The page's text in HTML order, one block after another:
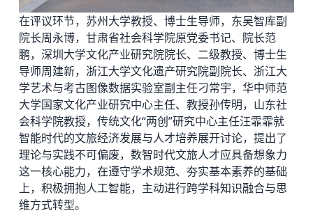
在评议环节，苏州大学教授、博士生导师，东吴智库副
院长周永博，甘肃省社会科学院原党委书记、院长范
鹏，深圳大学文化产业研究院院长、二级教授、博士生
导师周建新，浙江大学文化遗产研究院副院长、浙江大
学艺术与考古图像数据实验室副主任刁常宇，华中师范
大学国家文化产业研究中心主任、教授孙传明，山东社
会科学院教授，传统文化“两创”研究中心主任汪霏霏就
智能时代的文旅经济发展与人才培养展开讨论，提出了
理论与实践不可偏废，数智时代文旅人才应具备想象力
这一核心能力，在遵守学术规范、夯实基本素养的基础
上，积极拥抱人工智能，主动进行跨学科知识融合与思
维方式转型。